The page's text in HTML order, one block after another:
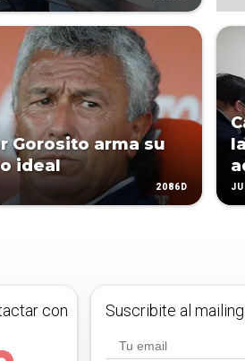
Gorosito arma su
ideal
2086D
con
Suscribite al mailing.